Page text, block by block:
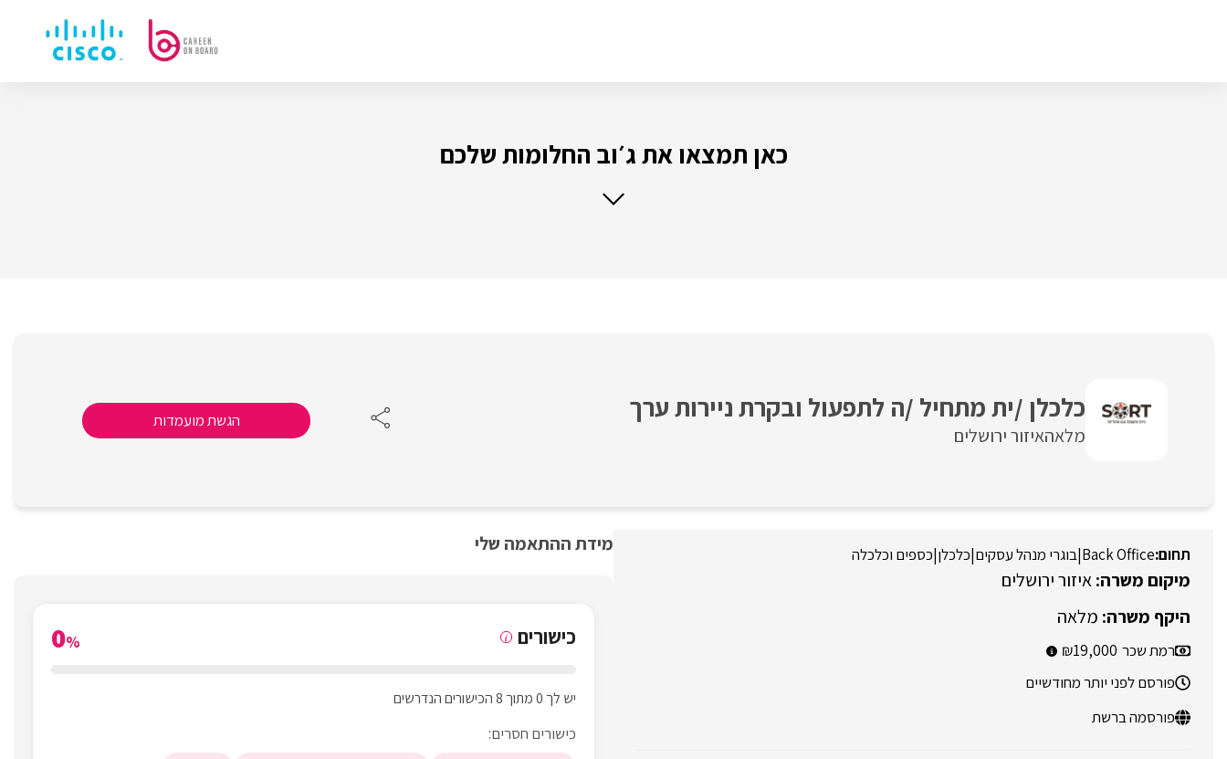
כאן תמצאו את ג׳וב החלומות שלכם
כלכלן /ית מתחיל /ה לתפעול ובקרת ניירות ערך
מלאהאיזור ירושלים
הגשת מועמדות
Back Office
|בוגרי מנהל עסקים|כלכלן|כספים וכלכלה
איזור ירושלים
מלאה
רמת שכר 19,000
פורסם לפני יותר מחודשיים
פורסמה ברשת
מידת ההתאמה שלי
כישורים i
0%
יש לך 0 מתוך 8 הכישורים הנדרשים
כישורים חסרים: